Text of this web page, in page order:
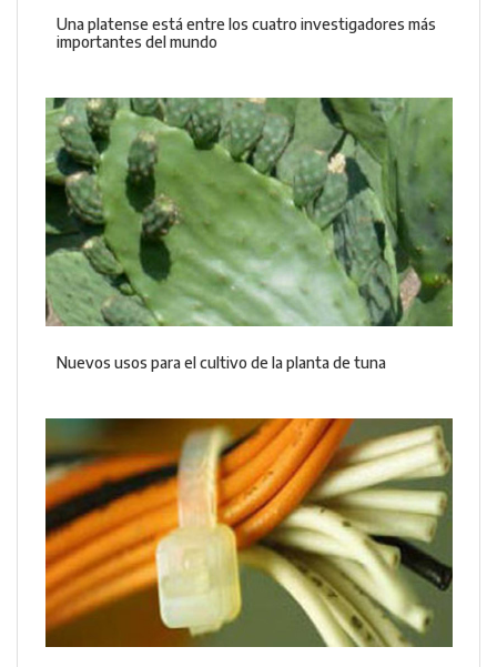
Una platense está entre los cuatro investigadores más
importantes del mundo
Nuevos usos para el cultivo de la planta de tuna